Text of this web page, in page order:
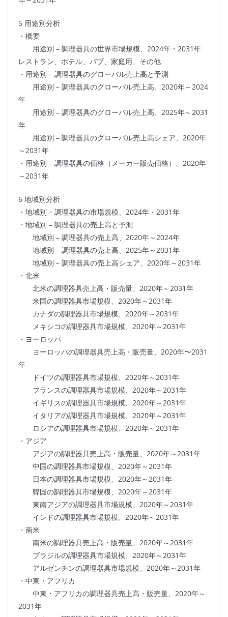
5 用途別分析
・概要
用途別 – 調理器具の世界市場規模、2024年・2031年
レストラン、ホテル、パブ、家庭用、その他
・用途別 – 調理器具のグローバル売上高と予測
用途別 – 調理器具のグローバル売上高、2020年～2024
年
用途別 – 調理器具のグローバル売上高、2025年～2031
年
用途別 – 調理器具のグローバル売上高シェア、2020年
～2031年
・用途別 – 調理器具の価格（メーカー販売価格）、2020年
～2031年
6 地域別分析
・地域別 – 調理器具の市場規模、2024年・2031年
・地域別 – 調理器具の売上高と予測
地域別 – 調理器具の売上高、2020年～2024年
地域別 – 調理器具の売上高、2025年～2031年
地域別 – 調理器具の売上高シェア、2020年～2031年
・北米
北米の調理器具売上高・販売量、2020年～2031年
米国の調理器具市場規模、2020年～2031年
カナダの調理器具市場規模、2020年～2031年
メキシコの調理器具市場規模、2020年～2031年
・ヨーロッパ
ヨーロッパの調理器具売上高・販売量、2020年〜2031
年
ドイツの調理器具市場規模、2020年～2031年
フランスの調理器具市場規模、2020年～2031年
イギリスの調理器具市場規模、2020年～2031年
イタリアの調理器具市場規模、2020年～2031年
ロシアの調理器具市場規模、2020年～2031年
・アジア
アジアの調理器具売上高・販売量、2020年～2031年
中国の調理器具市場規模、2020年～2031年
日本の調理器具市場規模、2020年～2031年
韓国の調理器具市場規模、2020年～2031年
東南アジアの調理器具市場規模、2020年～2031年
インドの調理器具市場規模、2020年～2031年
・南米
南米の調理器具売上高・販売量、2020年～2031年
ブラジルの調理器具市場規模、2020年～2031年
アルゼンチンの調理器具市場規模、2020年～2031年
・中東・アフリカ
中東・アフリカの調理器具売上高・販売量、2020年～
2031年